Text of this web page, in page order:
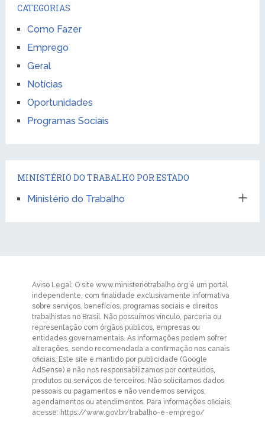
CATEGORIAS
Como Fazer
Emprego
Geral
Notícias
Oportunidades
Programas Sociais
MINISTÉRIO DO TRABALHO POR ESTADO
Ministério do Trabalho
Aviso Legal: O site www.ministeriotrabalho.org é um portal
independente, com finalidade exclusivamente informativa
sobre serviços, benefícios, programas sociais e direitos
trabalhistas no Brasil. Não possuímos vínculo, parceria ou
representação com órgãos públicos, empresas ou
entidades governamentais. As informações podem sofrer
alterações, sendo recomendada a confirmação nos canais
oficiais. Este site é mantido por publicidade (Google
AdSense) e não nos responsabilizamos por conteúdos,
produtos ou serviços de terceiros. Não solicitamos dados
pessoais ou pagamentos e não vendemos serviços,
agendamentos ou atendimentos. Para informações oficiais,
acesse: https://www.gov.br/trabalho-e-emprego/